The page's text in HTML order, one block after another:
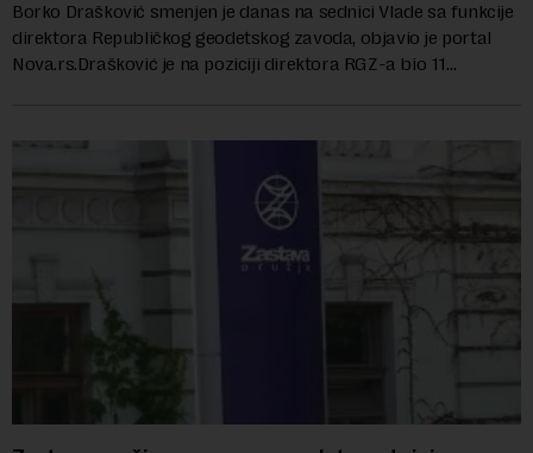
Borko Drašković smenjen je danas na sednici Vlade sa funkcije
direktora Republičkog geodetskog zavoda, objavio je portal
Nova.rs.Drašković je na poziciji direktora RGZ-a bio 11